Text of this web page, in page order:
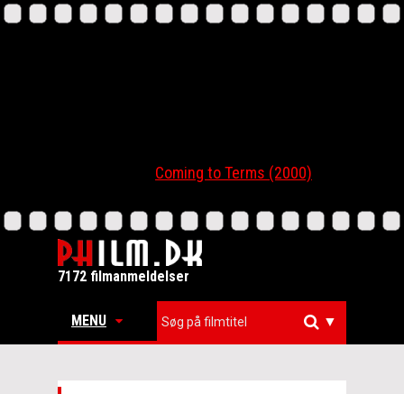
Coming to Terms (2000)
7172 filmanmeldelser
MENU ▼